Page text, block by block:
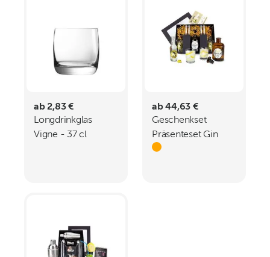
ab 2,83 €
Longdrinkglas
Vigne - 37 cl
ab 44,63 €
Geschenkset
Präsenteset Gin
Tonic Set Gallus 43